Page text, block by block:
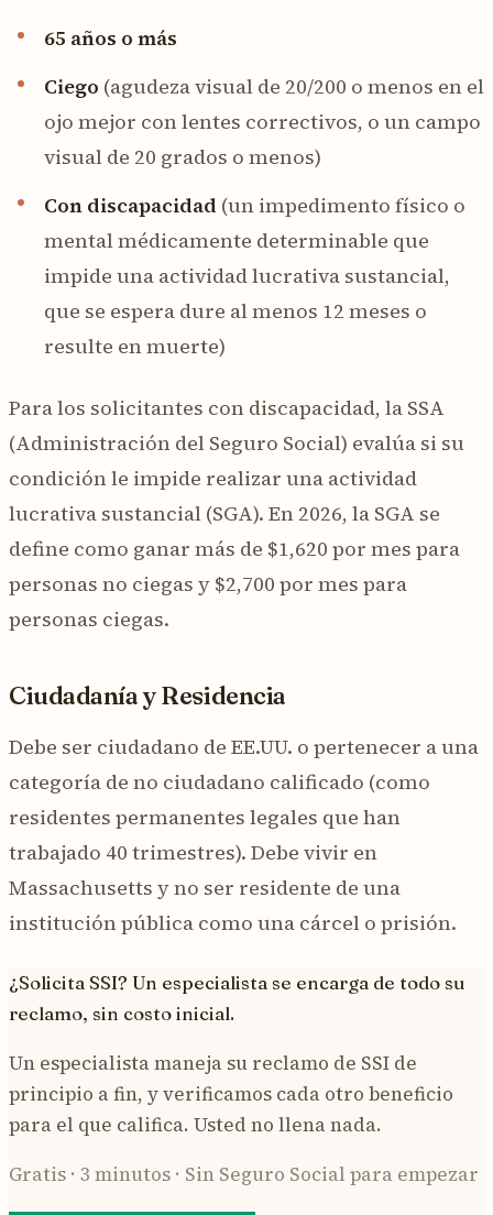
65 años o más
Ciego (agudeza visual de 20/200 o menos en el
ojo mejor con lentes correctivos, o un campo
visual de 20 grados o menos)
Con discapacidad (un impedimento físico o
mental médicamente determinable que
impide una actividad lucrativa sustancial,
que se espera dure al menos 12 meses o
resulte en muerte)
Para los solicitantes con discapacidad, la SSA
(Administración del Seguro Social) evalúa si su
condición le impide realizar una actividad
lucrativa sustancial (SGA). En 2026, la SGA se
define como ganar más de $1,620 por mes para
personas no ciegas y $2,700 por mes para
personas ciegas.
Ciudadanía y Residencia
Debe ser ciudadano de EE.UU. o pertenecer a una
categoría de no ciudadano calificado (como
residentes permanentes legales que han
trabajado 40 trimestres). Debe vivir en
Massachusetts y no ser residente de una
institución pública como una cárcel o prisión.
¿Solicita SSI? Un especialista se encarga de todo su
reclamo, sin costo inicial.
Un especialista maneja su reclamo de SSI de
principio a fin, y verificamos cada otro beneficio
para el que califica. Usted no llena nada.
Gratis · 3 minutos · Sin Seguro Social para empezar